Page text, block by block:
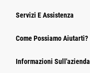
Servizi E Assistenza
Come Possiamo Aiutarti?
Informazioni Sull'azienda